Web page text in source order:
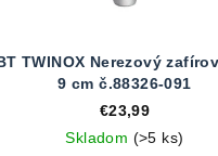
TWINOX Nerezový
9 cm č.88326-091
€23,99
Skladom (>5 ks)